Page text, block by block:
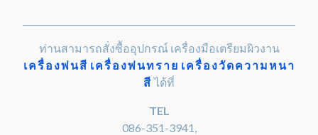
ท่านสามารถสั่งซื้ออุปกรณ์ เครื่องมือเตรียมผิวงาน
เครื่องพ่นสี เครื่องพ่นทราย เครื่องวัดความหนา
สี ได้ที่
TEL
086-351-3941,